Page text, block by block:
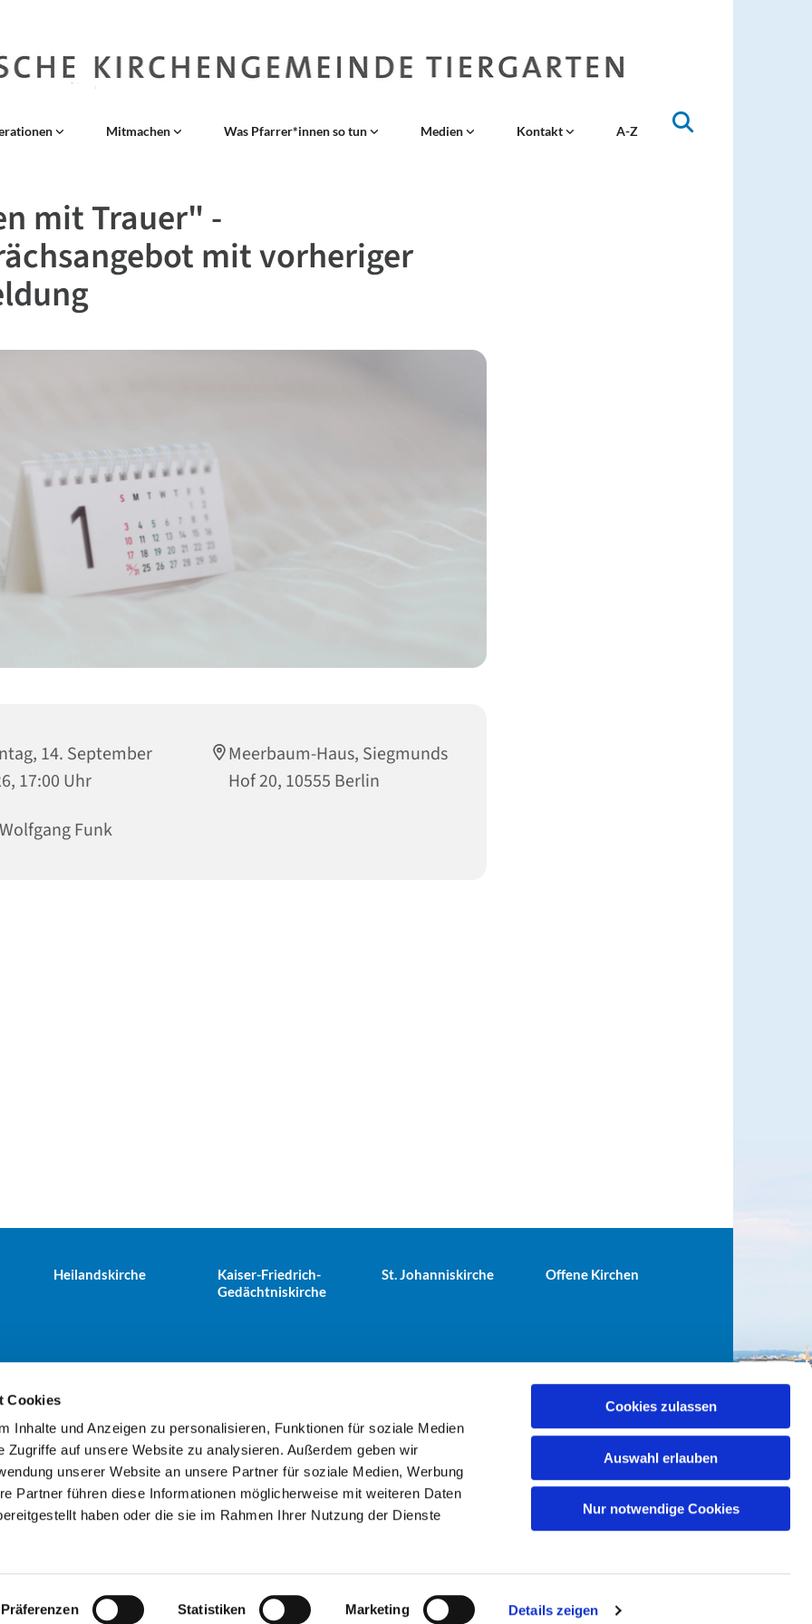
Cookies
Inhalte und Anzeigen zu personalisieren, Funktionen für soziale Medien
Zugriffe auf unsere Website zu analysieren. Außerdem geben wir
unserer Website an unsere Partner für soziale Medien, Werbung
Partner führen diese Informationen möglicherweise mit weiteren Daten
haben oder die sie im Rahmen Ihrer Nutzung der Dienste
Präferenzen Statistiken Marketing Details zeigen
Cookies zulassen
Auswahl erlauben
Nur notwendige Cookies
Mitmachen Was Pfarrer*innen so tun Medien Kontakt A-Z
mit Trauer" -
mit vorheriger
14. September
17:00 Uhr
Meerbaum-Haus, Siegmunds
Hof 20, 10555 Berlin
Funk
Heilandskirche
Kaiser-Friedrich-
Gedächtniskirche
St. Johanniskirche Offene Kirchen
Tiergarten · Alt-Moabit 25, 10559 Berlin+49303943498 kuesterei@ev-gemeinde-tiergarten.de
Kontaktinformationen Impressum